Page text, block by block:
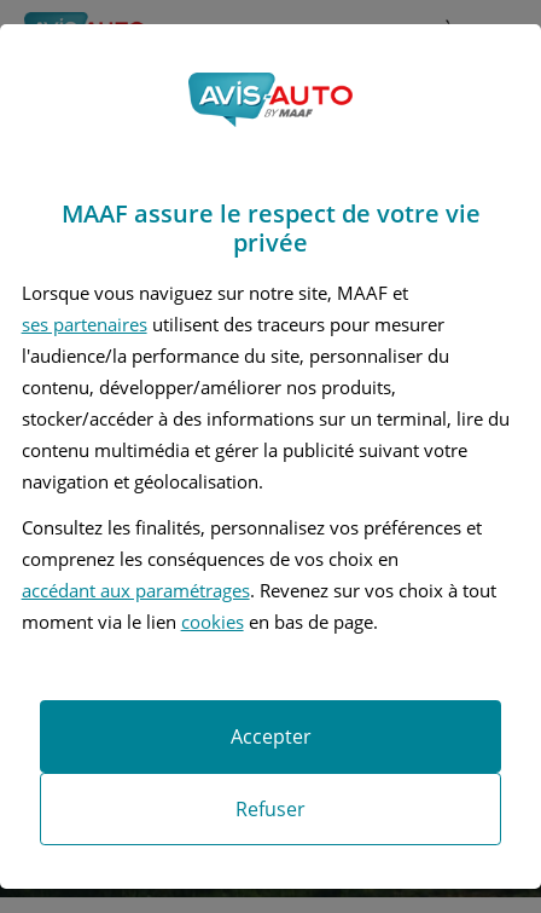
Rechercher À propos
Obtenir un devis d'assurance auto MAAF
Avis Hyundai I10 3
Berline (2020 - )
Recherche d'un véhicule
Comparer deux véhicules
Recherche
Recherche avancée
MAAF assure le respect de votre vie
privée
Lorsque vous naviguez sur notre site, MAAF et
ses partenairesutilisent des traceurs pour mesurer
l'audience/la performance du site, personnaliser du
contenu, développer/améliorer nos produits,
stocker/accéder à des informations sur un terminal, lire du
contenu multimédia et gérer la publicité suivant votre
navigation et géolocalisation.
Consultez les finalités, personnalisez vos préférences et
comprenez les conséquences de vos choix en
accédant aux paramétrages. Revenez sur vos choix à tout
moment via le lien cookiesen bas de page.
Refuser
Accepter